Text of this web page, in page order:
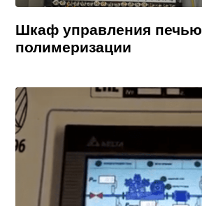
Шкаф управления печью
полимеризации